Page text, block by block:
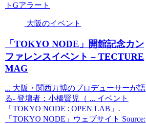
トGアラート
大阪のイベント
「TOKYO NODE」開館記念カン
ファレンスイベント – TECTURE
MAG
... 大阪・関西万博のプロデューサーが語
る- 登壇者：小橋賢児（ ... イベント
「TOKYO NODE : OPEN LAB」.
「TOKYO NODE」ウェブサイト Source: